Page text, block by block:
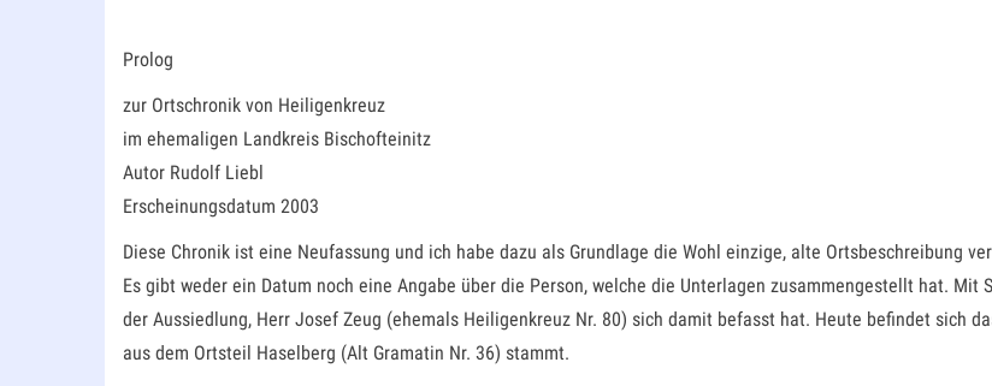
Prolog
zur Ortschronik von Heiligenkreuz
im ehemaligen Landkreis Bischofteinitz
Autor Rudolf Liebl
Erscheinungsdatum 2003
Diese Chronik ist eine Neufassung und ich habe dazu als Grundlage die Wohl einzige, alte Ortsbeschreibung
Es gibt weder ein Datum noch eine Angabe über die Person, welche die Unterlagen zusammengestellt hat.
der Aussiedlung, Herr Josef Zeug (ehemals Heiligenkreuz Nr. 80) sich damit befasst hat. Heute befindet sich
aus dem Ortsteil Haselberg (Alt Gramatin Nr. 36) stammt.